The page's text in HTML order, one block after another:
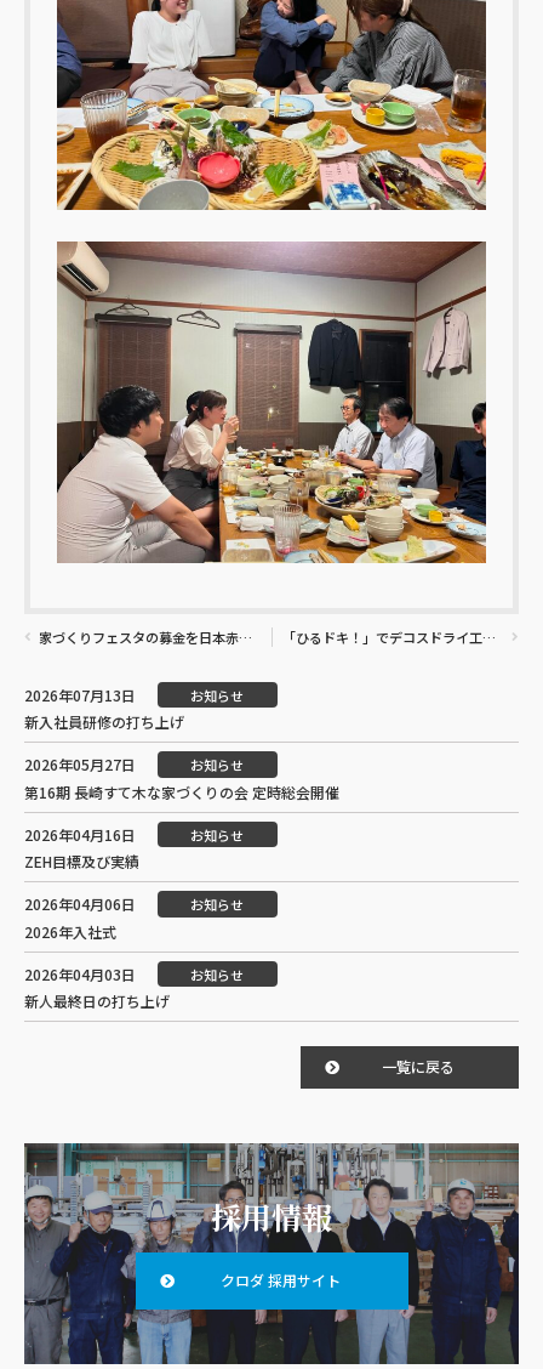
家づくりフェスタの募金を日本赤十字社へ寄付 「ひるドキ！」でデコスドライ工法が紹介されました
2026年07月13日 お知らせ
新入社員研修の打ち上げ
2026年05月27日 お知らせ
第16期 長崎すて木な家づくりの会 定時総会開催
2026年04月16日 お知らせ
ZEH目標及び実績
2026年04月06日 お知らせ
2026年入社式
2026年04月03日 お知らせ
新人最終日の打ち上げ
一覧に戻る
採用情報
クロダ 採用サイト